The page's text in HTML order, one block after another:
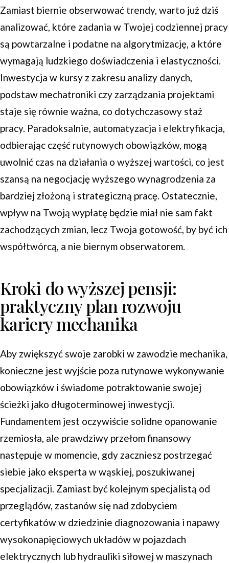
Zamiast biernie obserwować trendy, warto już dziś
analizować, które zadania w Twojej codziennej pracy
są powtarzalne i podatne na algorytmizację, a które
wymagają ludzkiego doświadczenia i elastyczności.
Inwestycja w kursy z zakresu analizy danych,
podstaw mechatroniki czy zarządzania projektami
staje się równie ważna, co dotychczasowy staż
pracy. Paradoksalnie, automatyzacja i elektryfikacja,
odbierając część rutynowych obowiązków, mogą
uwolnić czas na działania o wyższej wartości, co jest
szansą na negocjację wyższego wynagrodzenia za
bardziej złożoną i strategiczną pracę. Ostatecznie,
wpływ na Twoją wypłatę będzie miał nie sam fakt
zachodzących zmian, lecz Twoja gotowość, by być ich
współtwórcą, a nie biernym obserwatorem.
Kroki do wyższej pensji:
praktyczny plan rozwoju
kariery mechanika
Aby zwiększyć swoje zarobki w zawodzie mechanika,
konieczne jest wyjście poza rutynowe wykonywanie
obowiązków i świadome potraktowanie swojej
ścieżki jako długoterminowej inwestycji.
Fundamentem jest oczywiście solidne opanowanie
rzemiosła, ale prawdziwy przełom finansowy
następuje w momencie, gdy zaczniesz postrzegać
siebie jako eksperta w wąskiej, poszukiwanej
specjalizacji. Zamiast być kolejnym specjalistą od
przeglądów, zastanów się nad zdobyciem
certyfikatów w dziedzinie diagnozowania i napawy
wysokonapięciowych układów w pojazdach
elektrycznych lub hydrauliki siłowej w maszynach